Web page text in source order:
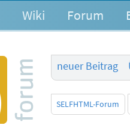
Wiki Forum
neuer Beitrag
SELFHTML-Forum